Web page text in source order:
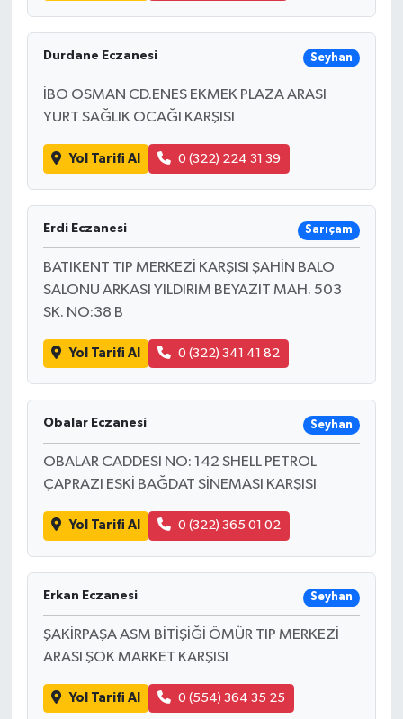
Durdane Eczanesi Seyhan
İBO OSMAN CD.ENES EKMEK PLAZA ARASI
YURT SAĞLIK OCAĞI KARŞISI
Yol Tarifi Al 0 (322) 224 31 39
Erdi Eczanesi Sarıçam
BATIKENT TIP MERKEZİ KARŞISI ŞAHİN BALO
SALONU ARKASI YILDIRIM BEYAZIT MAH. 503
SK. NO:38 B
Yol Tarifi Al 0 (322) 341 41 82
Obalar Eczanesi Seyhan
OBALAR CADDESİ NO: 142 SHELL PETROL
ÇAPRAZI ESKİ BAĞDAT SİNEMASI KARŞISI
Yol Tarifi Al 0 (322) 365 01 02
Erkan Eczanesi Seyhan
ŞAKİRPAŞA ASM BİTİŞİĞİ ÖMÜR TIP MERKEZİ
ARASI ŞOK MARKET KARŞISI
Yol Tarifi Al 0 (554) 364 35 25